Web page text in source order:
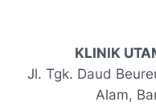
KLINIK
Jl. Tgk. Daud
Alam,